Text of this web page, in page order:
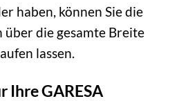
haben, können Sie die
über die gesamte Breite
lassen.
Ihre GARESA